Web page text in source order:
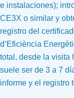
e instalaciones);
CE3X o similar y
registro del
d’Eficiència
total, desde la visita
suele ser de 3 a 7
informe y el registro